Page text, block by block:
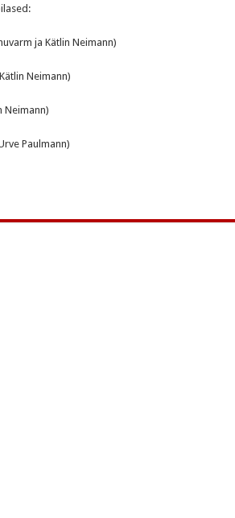
ja Kätlin Neimann)
Neimann)
Neimann)
Paulmann)